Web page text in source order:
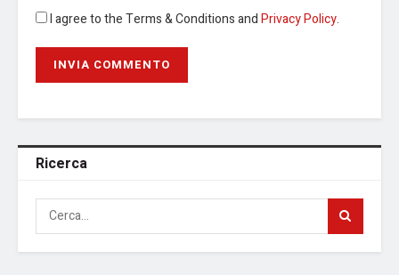
I agree to the Terms & Conditions andPrivacy Policy.
Ricerca